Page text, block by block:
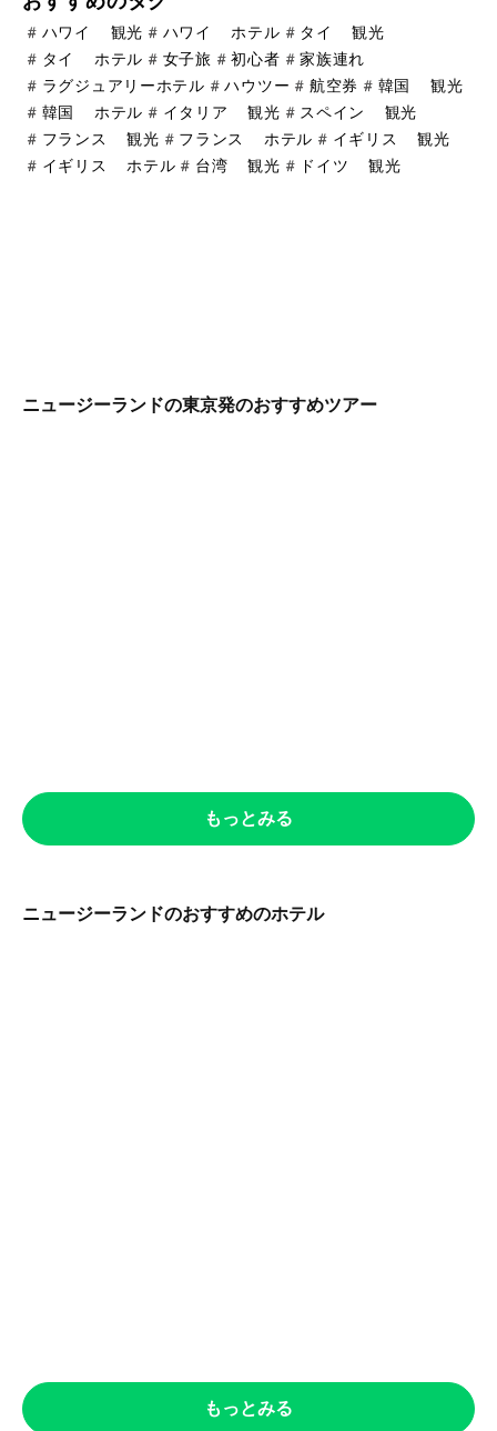
# ハワイ 観光 # ハワイ ホテル # タイ 観光
# タイ ホテル # 女子旅 #初心者 #家族連れ
# ラグジュアリーホテル #ハウツー # 航空券 # 韓国 観光
# 韓国 ホテル # イタリア 観光 # スペイン 観光
# フランス 観光 # フランス ホテル # イギリス 観光
# イギリス ホテル # 台湾 観光 # ドイツ 観光
ニュージーランドの東京発のおすすめツアー
もっとみる
ニュージーランドのおすすめのホテル
もっとみる